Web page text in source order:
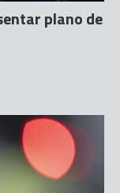
plano de